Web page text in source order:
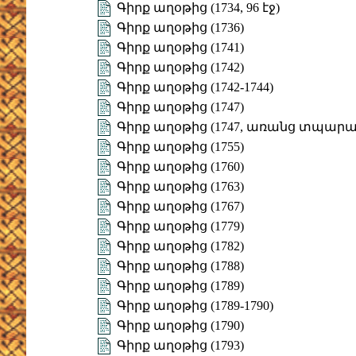
Գիրք աղօթից (1734, 96 էջ)
Գիրք աղօթից (1736)
Գիրք աղօթից (1741)
Գիրք աղօթից (1742)
Գիրք աղօթից (1742-1744)
Գիրք աղօթից (1747)
Գիրք աղօթից (1747, առանց
Գիրք աղօթից (1755)
Գիրք աղօթից (1760)
Գիրք աղօթից (1763)
Գիրք աղօթից (1767)
Գիրք աղօթից (1779)
Գիրք աղօթից (1782)
Գիրք աղօթից (1788)
Գիրք աղօթից (1789)
Գիրք աղօթից (1789-1790)
Գիրք աղօթից (1790)
Գիրք աղօթից (1793)